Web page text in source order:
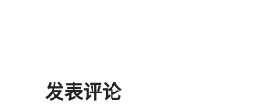
发表评论